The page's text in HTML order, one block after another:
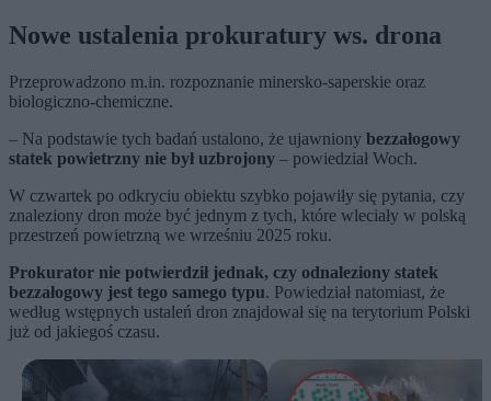
Nowe ustalenia prokuratury ws. drona
Przeprowadzono m.in. rozpoznanie minersko-saperskie oraz
biologiczno-chemiczne.
– Na podstawie tych badań ustalono, że ujawniony bezzałogowy
statek powietrzny nie był uzbrojony – powiedział Woch.
W czwartek po odkryciu obiektu szybko pojawiły się pytania, czy
znaleziony dron może być jednym z tych, które wleciały w polską
przestrzeń powietrzną we wrześniu 2025 roku.
Prokurator nie potwierdził jednak, czy odnaleziony statek
bezzałogowy jest tego samego typu. Powiedział natomiast, że
według wstępnych ustaleń dron znajdował się na terytorium Polski
już od jakiegoś czasu.